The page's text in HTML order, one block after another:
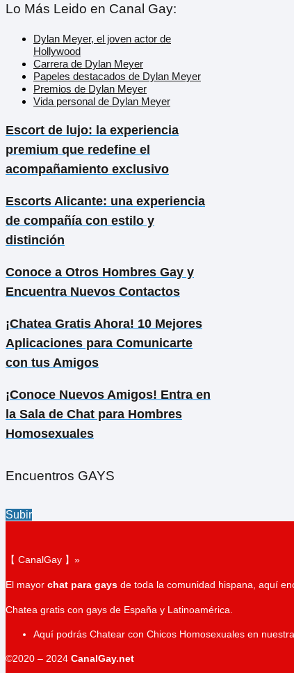
Lo Más Leido en Canal Gay:
Dylan Meyer, el joven actor de
Hollywood
Carrera de Dylan Meyer
Papeles destacados de Dylan Meyer
Premios de Dylan Meyer
Vida personal de Dylan Meyer
Escort de lujo: la experiencia
premium que redefine el
acompañamiento exclusivo
Escorts Alicante: una experiencia
de compañía con estilo y
distinción
Conoce a Otros Hombres Gay y
Encuentra Nuevos Contactos
¡Chatea Gratis Ahora! 10 Mejores
Aplicaciones para Comunicarte
con tus Amigos
¡Conoce Nuevos Amigos! Entra en
la Sala de Chat para Hombres
Homosexuales
Encuentros GAYS
Subir
【 CanalGay 】»
El mayor chat para gays de toda la comunidad hispana, aquí
Chatea gratis con gays de España y Latinoamérica.
Aquí podrás Chatear con Chicos Homosexuales en
©2020 – 2024 CanalGay.net